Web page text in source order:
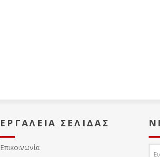
ΕΡΓΑΛΕΊΑ ΣΕΛΊΔΑΣ
Επικοινωνία